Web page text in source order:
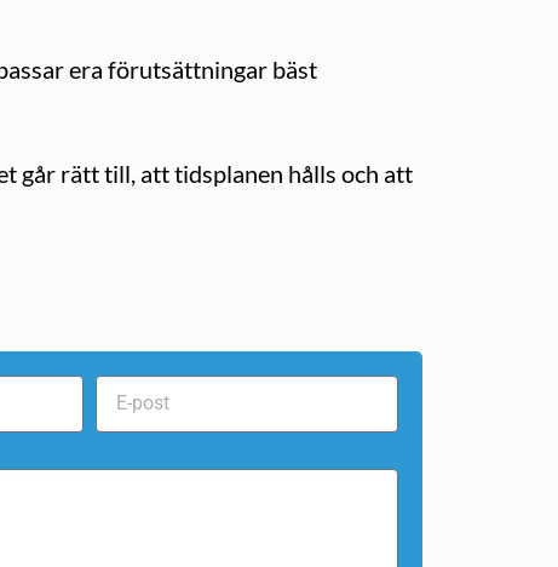
era förutsättningar bäst
går rätt till, att tidsplanen hålls och att